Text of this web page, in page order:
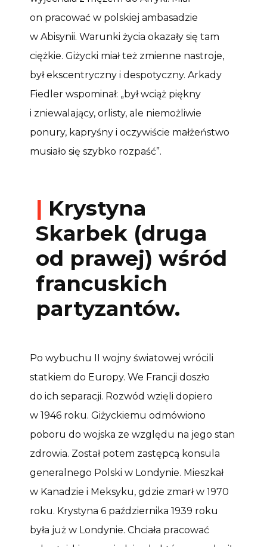
on pracować w polskiej ambasadzie
w Abisynii. Warunki życia okazały się tam
ciężkie. Giżycki miał też zmienne nastroje,
był ekscentryczny i despotyczny. Arkady
Fiedler wspominał: „był wciąż piękny
i zniewalający, orlisty, ale niemożliwie
ponury, kapryśny i oczywiście małżeństwo
musiało się szybko rozpaść”.
| Krystyna
Skarbek (druga
od prawej) wśród
francuskich
partyzantów.
Po wybuchu II wojny światowej wrócili
statkiem do Europy. We Francji doszło
do ich separacji. Rozwód wzięli dopiero
w 1946 roku. Giżyckiemu odmówiono
poboru do wojska ze względu na jego stan
zdrowia. Został potem zastępcą konsula
generalnego Polski w Londynie. Mieszkał
w Kanadzie i Meksyku, gdzie zmarł w 1970
roku. Krystyna 6 października 1939 roku
była już w Londynie. Chciała pracować